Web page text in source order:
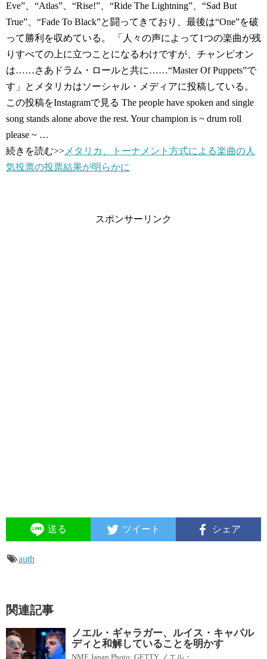
Eve”、“Atlas”、“Rise!”、“Ride The Lightning”、“Sad But
True”、“Fade To Black”と闘ってきており、最後は“One”を破
って勝利を収めている。 「人々の声によって1つの楽曲が残
りすべての上に立つことになるわけですが、チャンピオン
は……さあドラム・ロールと共に……“Master Of Puppets”で
す」とメタリカはソーシャル・メディアに投稿している。
この投稿をInstagramで見る The people have spoken and single
song stands alone above the rest. Your champion is ~ drum roll
please ~ …
続きを読む>> メタリカ、トーナメント方式による楽曲の人
気投票の投票結果が明らかに
スポンサーリンク
送る ツイート シェア
auth
関連記事
ノエル・ギャラガー、ルイス・キャパル
ディと和解していることを明かす
NME Japan Photo: GETTY ノエル・...